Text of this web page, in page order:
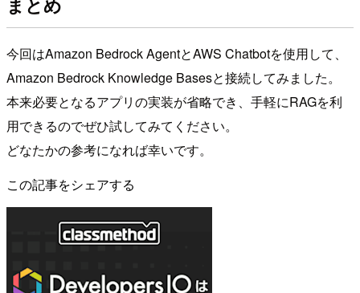
今回はAmazon Bedrock AgentとAWS Chatbotを使用して、
Amazon Bedrock Knowledge Basesと接続してみました。
本来必要となるアプリの実装が省略でき、手軽にRAGを利
用できるのでぜひ試してみてください。
どなたかの参考になれば幸いです。
この記事をシェアする